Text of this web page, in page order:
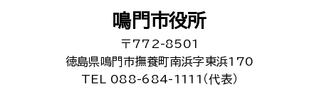
鳴門市役所
〒772-8501
徳島県鳴門市撫養町南浜字東浜170
TEL 088-684-1111（代表）